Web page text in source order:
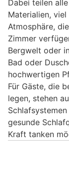
Dabei teilen
Materialien,
Atmosphäre,
Zimmer
Bergwelt oder
Bad oder
hochwertigen
Für Gäste, die
legen, stehen
gesunde
Kraft tanken